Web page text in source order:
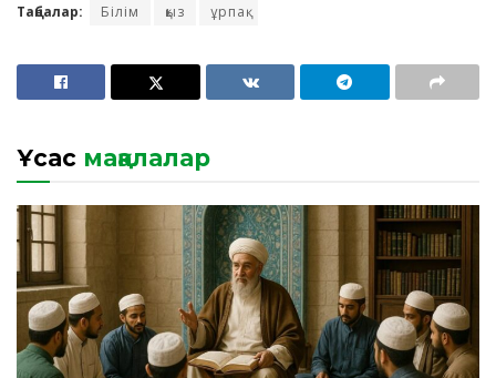
Таңбалар: Білім қыз ұрпақ
Ұқсас мақалалар